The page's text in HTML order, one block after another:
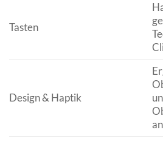
Tasten
Design & Haptik